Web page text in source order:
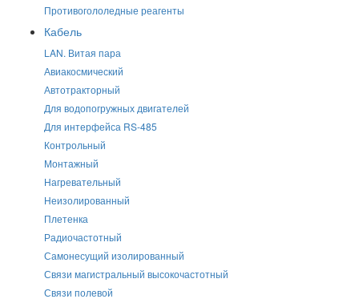
Противогололедные реагенты
Кабель
LAN. Витая пара
Авиакосмический
Автотракторный
Для водопогружных двигателей
Для интерфейса RS-485
Контрольный
Монтажный
Нагревательный
Неизолированный
Плетенка
Радиочастотный
Самонесущий изолированный
Связи магистральный высокочастотный
Связи полевой